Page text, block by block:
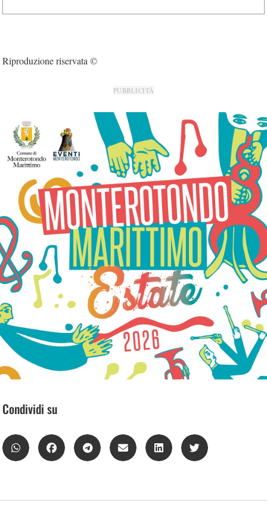
Riproduzione riservata ©
PUBBLICITÀ
Condividi su